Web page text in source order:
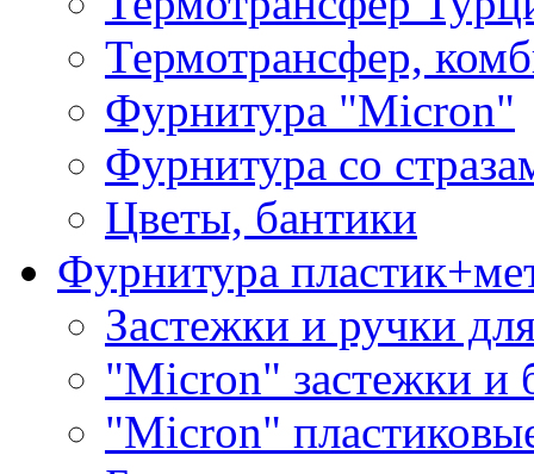
Термотрансфер,
Фурнитура "Micron"
Фурнитура со
Цветы, бантики
Фурнитура
Застежки и ручки
"Micron" застежки и
"Micron"